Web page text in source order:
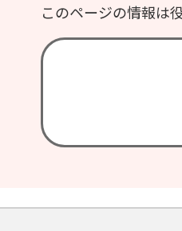
このページの情報は